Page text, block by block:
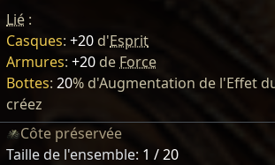
Lié :
Casques: +20 d'Esprit
Armures: +20 de Force
Bottes: 20% d'Augmentation de l'Effet
créez
Côte préservée
Taille de l'ensemble: 1 / 20